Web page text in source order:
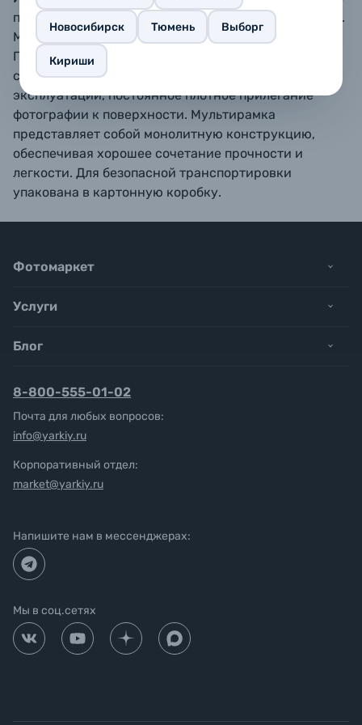
Новосибирск Тюмень Выборг
Кириши
подвеса. Материал задника: плотный лист оргалита.
Материал вставки - стекло с толщиной 1,5 мм.
Поворотные зажимы из пластика на обратной
стороне обеспечивает легкость доступа и удобство
эксплуатации, постоянное плотное прилегание
фотографии к поверхности. Мультирамка
представляет собой монолитную конструкцию,
обеспечивая хорошее сочетание прочности и
легкости. Для безопасной транспортировки
упакована в картонную коробку.
Фотомаркет
Услуги
Блог
8-800-555-01-02
Почта для любых вопросов:
info@yarkiy.ru
Корпоративный отдел:
market@yarkiy.ru
Напишите нам в мессенджерах:
Мы в соц.сетях